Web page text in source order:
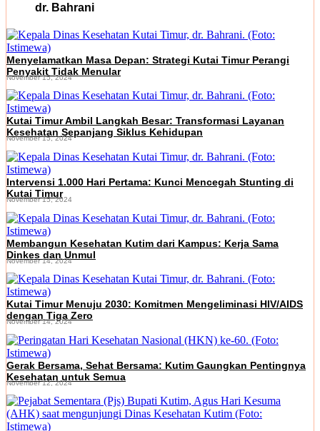
dr. Bahrani
Menyelamatkan Masa Depan: Strategi Kutai Timur Perangi
Penyakit Tidak Menular
November 15, 2024
Kutai Timur Ambil Langkah Besar: Transformasi Layanan
Kesehatan Sepanjang Siklus Kehidupan
November 15, 2024
Intervensi 1.000 Hari Pertama: Kunci Mencegah Stunting di
Kutai Timur
November 15, 2024
Membangun Kesehatan Kutim dari Kampus: Kerja Sama
Dinkes dan Unmul
November 14, 2024
Kutai Timur Menuju 2030: Komitmen Mengeliminasi HIV/AIDS
dengan Tiga Zero
November 14, 2024
Gerak Bersama, Sehat Bersama: Kutim Gaungkan Pentingnya
Kesehatan untuk Semua
November 12, 2024